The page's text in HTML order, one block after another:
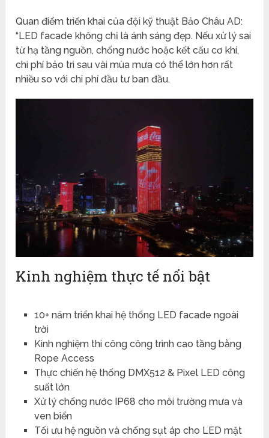
Quan điểm triển khai của đội kỹ thuật Bảo Châu AD:
“LED facade không chỉ là ánh sáng đẹp. Nếu xử lý sai
từ hạ tầng nguồn, chống nước hoặc kết cấu cơ khí,
chi phí bảo trì sau vài mùa mưa có thể lớn hơn rất
nhiều so với chi phí đầu tư ban đầu.
Kinh nghiệm thực tế nổi bật
10+ năm triển khai hệ thống LED facade ngoài
trời
Kinh nghiệm thi công công trình cao tầng bằng
Rope Access
Thực chiến hệ thống DMX512 & Pixel LED công
suất lớn
Xử lý chống nước IP68 cho môi trường mưa và
ven biển
Tối ưu hệ nguồn và chống sụt áp cho LED mặt